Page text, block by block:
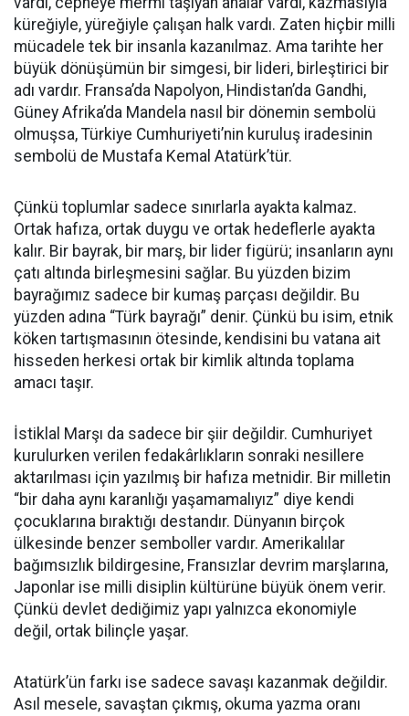
küreğiyle, yüreğiyle çalışan halk vardı. Zaten hiçbir milli
mücadele tek bir insanla kazanılmaz. Ama tarihte her
büyük dönüşümün bir simgesi, bir lideri, birleştirici bir
adı vardır. Fransa’da Napolyon, Hindistan’da Gandhi,
Güney Afrika’da Mandela nasıl bir dönemin sembolü
olmuşsa, Türkiye Cumhuriyeti’nin kuruluş iradesinin
sembolü de Mustafa Kemal Atatürk’tür.
Çünkü toplumlar sadece sınırlarla ayakta kalmaz.
Ortak hafıza, ortak duygu ve ortak hedeflerle ayakta
kalır. Bir bayrak, bir marş, bir lider figürü; insanların aynı
çatı altında birleşmesini sağlar. Bu yüzden bizim
bayrağımız sadece bir kumaş parçası değildir. Bu
yüzden adına “Türk bayrağı” denir. Çünkü bu isim, etnik
köken tartışmasının ötesinde, kendisini bu vatana ait
hisseden herkesi ortak bir kimlik altında toplama
amacı taşır.
İstiklal Marşı da sadece bir şiir değildir. Cumhuriyet
kurulurken verilen fedakârlıkların sonraki nesillere
aktarılması için yazılmış bir hafıza metnidir. Bir milletin
“bir daha aynı karanlığı yaşamamalıyız” diye kendi
çocuklarına bıraktığı destandır. Dünyanın birçok
ülkesinde benzer semboller vardır. Amerikalılar
bağımsızlık bildirgesine, Fransızlar devrim marşlarına,
Japonlar ise milli disiplin kültürüne büyük önem verir.
Çünkü devlet dediğimiz yapı yalnızca ekonomiyle
değil, ortak bilinçle yaşar.
Atatürk’ün farkı ise sadece savaşı kazanmak değildir.
Asıl mesele, savaştan çıkmış, okuma yazma oranı